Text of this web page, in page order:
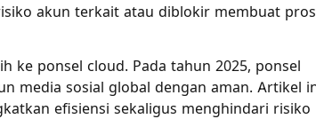
akun terkait atau diblokir membuat
ke ponsel cloud. Pada tahun 2025, ponsel
media sosial global dengan aman. Artikel
efisiensi sekaligus menghindari risiko